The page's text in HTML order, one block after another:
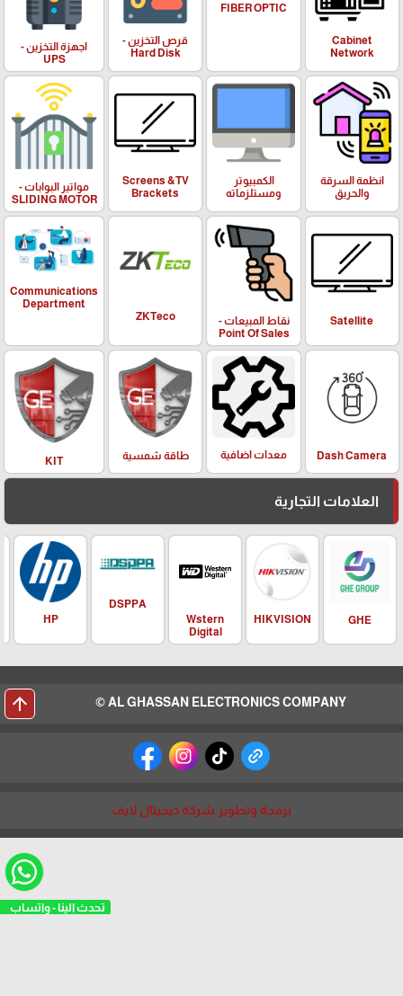
تحدث الينا - واتساب
Cabinet
Network
FIBER OPTIC
قرص التخزين -
Hard Disk
اجهزة التخزين -
UPS
انظمة السرقة
والحريق
الكمبيوتر
ومستلزماته
Screens &TV
Brackets
مواتير البوابات -
SLIDING MOTOR
Satellite
نقاط المبيعات -
Point Of Sales
ZKTeco
Communications
Department
Dash Camera معدات اضافية طاقة شمسية KIT
العلامات التجارية
GHE
HIKVISION
Wstern
Digital
DSPPA
HP
AL GHASSAN ELECTRONICS COMPANY ©
arrow_upward
برمجة وتطوير شركة ديجيتال لايف